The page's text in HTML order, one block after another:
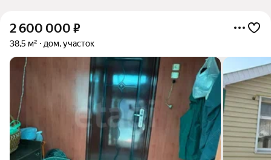
2 600 000 ₽
38,5 м² дом, участок